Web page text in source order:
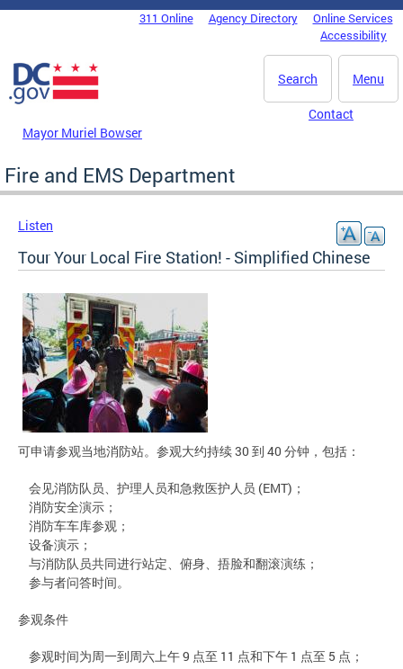
Skip to main content
DC Agency Top Menu311 Online Agency Directory
Online Services
Accessibility
Menu
Search
Mayor Muriel Bowser
Contact
Fire and EMS Department
Listen
Tour Your Local Fire Station! - Simplified Chinese
可申请参观当地消防站。参观大约持续 30 到 40 分钟，包括：
会见消防队员、护理人员和急救医护人员 (EMT)；
消防安全演示；
消防车车库参观；
设备演示；
与消防队员共同进行站定、俯身、捂脸和翻滚演练；
参与者问答时间。
参观条件
参观时间为周一到周六上午 9 点至 11 点和下午 1 点至 5 点；